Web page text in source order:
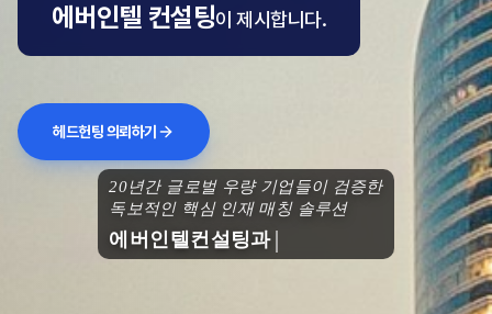
에버인텔 컨설팅이 제시합니다.
헤드헌팅 의뢰하기
20년간 글로벌 우량 기업들이 검증한
독보적인 핵심 인재 매칭 솔루션
에버인텔컨설팅과 함께 도약하세요